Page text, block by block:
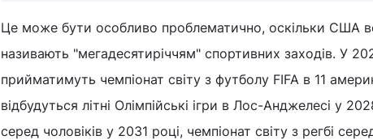
Це може бути особливо проблематично, оскільки США
називають "мегадесятиріччям" спортивних заходів. У
прийматимуть чемпіонат світу з футболу FIFA в 11
відбудуться літні Олімпійські ігри в Лос-Анджелесі у
серед чоловіків у 2031 році, чемпіонат світу з регбі